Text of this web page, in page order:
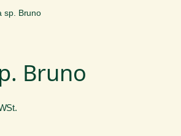
sp. Bruno
Bruno